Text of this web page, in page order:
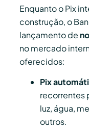
Enquanto o Pix
construção, o
lançamento de
no mercado
oferecidos:
Pix
recorrentes
luz, água,
outros.